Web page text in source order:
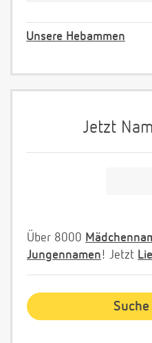
Unsere Hebammen
Jetzt
Über 8000
Jungennamen! Jetzt